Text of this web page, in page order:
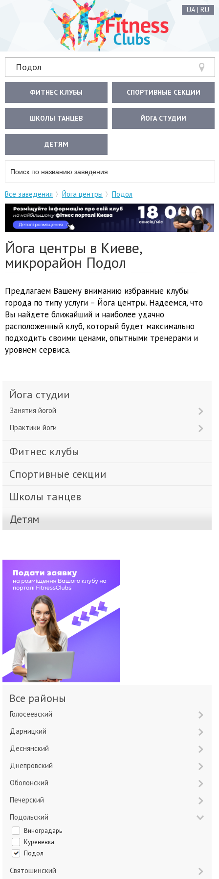
UA| RU
Подол
ФИТНЕС КЛУБЫ СПОРТИВНЫЕ СЕКЦИИ
ШКОЛЫ ТАНЦЕВ ЙОГА СТУДИИ
ДЕТЯМ
Все заведения Йога центры Подол
Йога центры в Киеве,
микрорайон Подол
Предлагаем Вашему вниманию избранные клубы
города по типу услуги – Йога центры. Надеемся, что
Вы найдете ближайший и наиболее удачно
расположенный клуб, который будет максимально
подходить своими ценами, опытными тренерами и
уровнем сервиса.
Йога студии
Занятия йогой
Практики йоги
Фитнес клубы
Спортивные секции
Школы танцев
Детям
Все районы
Голосеевский
Дарницкий
Деснянский
Днепровский
Оболонский
Печерский
Подольский
Виноградарь
Куреневка
Подол
Святошинский